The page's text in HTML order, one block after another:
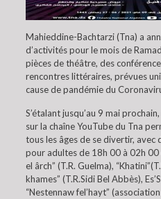
Mahieddine-Bachtarzi (Tna) a
d’activités pour le mois de
pièces de théâtre, des
rencontres littéraires, prévues
cause de pandémie du
S’étalant jusqu’au 9 mai
sur la chaîne YouTube du Tna
tous les âges de se divertir, avec
pour adultes de 18h 00 à 02h
el ârch” (T.R. Guelma),
khames” (T.R.Sidi Bel Abbès),
“Nestennaw fel’hayt”